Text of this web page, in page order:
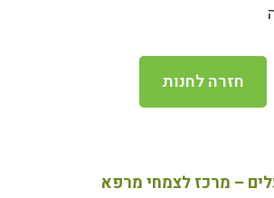
חזרה לחנות
– מרכז לצמחי מרפא